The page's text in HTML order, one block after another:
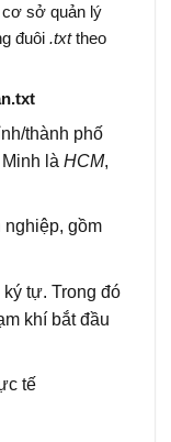
cơ sở quản lý
đuôi .txttheo
thành phố
là HCM,
gồm
tự. Trong đó
khí bắt đầu
tế